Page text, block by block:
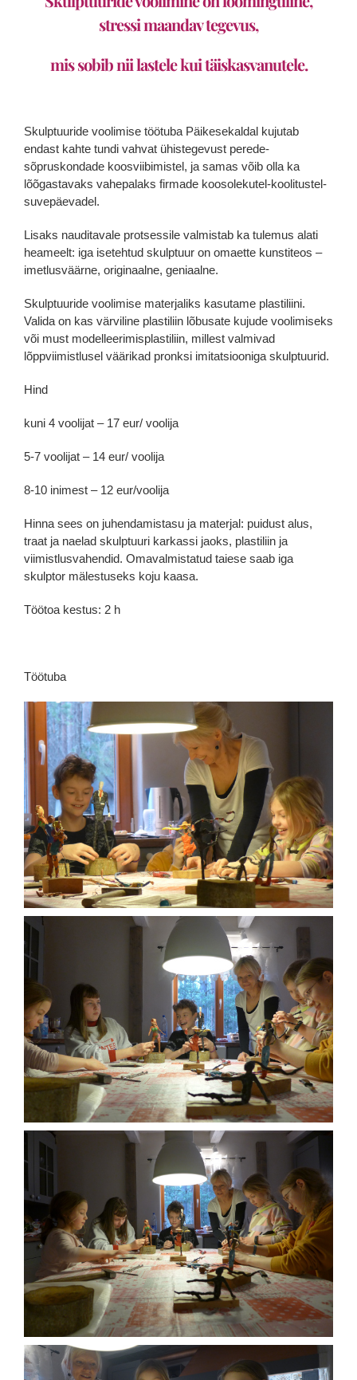
stressi maandav tegevus,
mis sobib nii lastele kui täiskasvanutele.
Skulptuuride voolimise töötuba Päikesekaldal kujutab
endast kahte tundi vahvat ühistegevust perede-
sõpruskondade koosviibimistel, ja samas võib olla ka
lõõgastavaks vahepalaks firmade koosolekutel-koolitustel-
suvepäevadel.
Lisaks nauditavale protsessile valmistab ka tulemus alati
heameelt: iga isetehtud skulptuur on omaette kunstiteos –
imetlusväärne, originaalne, geniaalne.
Skulptuuride voolimise materjaliks kasutame plastiliini.
Valida on kas värviline plastiliin lõbusate kujude voolimiseks
või must modelleerimisplastiliin, millest valmivad
lõppviimistlusel väärikad pronksi imitatsiooniga skulptuurid.
Hind
kuni 4 voolijat – 17 eur/ voolija
5-7 voolijat – 14 eur/ voolija
8-10 inimest – 12 eur/voolija
Hinna sees on juhendamistasu ja materjal: puidust alus,
traat ja naelad skulptuuri karkassi jaoks, plastiliin ja
viimistlusvahendid. Omavalmistatud taiese saab iga
skulptor mälestuseks koju kaasa.
Töötoa kestus: 2 h
Töötuba